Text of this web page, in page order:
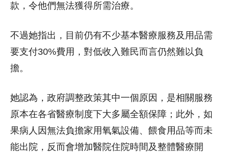
款，令他們無法獲得所需治療。
不過她指出，目前仍有不少基本醫療服務及用品需
要支付30%費用，對低收入難民而言仍然難以負
擔。
她認為，政府調整政策其中一個原因，是相關服務
原本在各省醫療制度下大多屬全額保障；此外，如
果病人因無法負擔家用氧氣設備、餵食用品等而未
能出院，反而會增加醫院住院時間及整體醫療開